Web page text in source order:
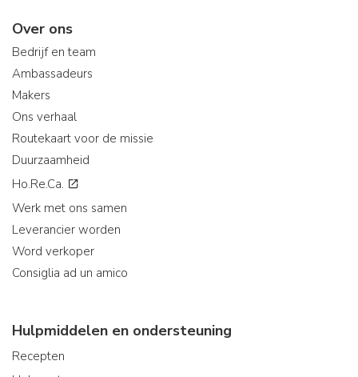
Over ons
Bedrijf en team
Ambassadeurs
Makers
Ons verhaal
Routekaart voor de missie
Duurzaamheid
Ho.Re.Ca.
Werk met ons samen
Leverancier worden
Word verkoper
Consiglia ad un amico
Hulpmiddelen en ondersteuning
Recepten